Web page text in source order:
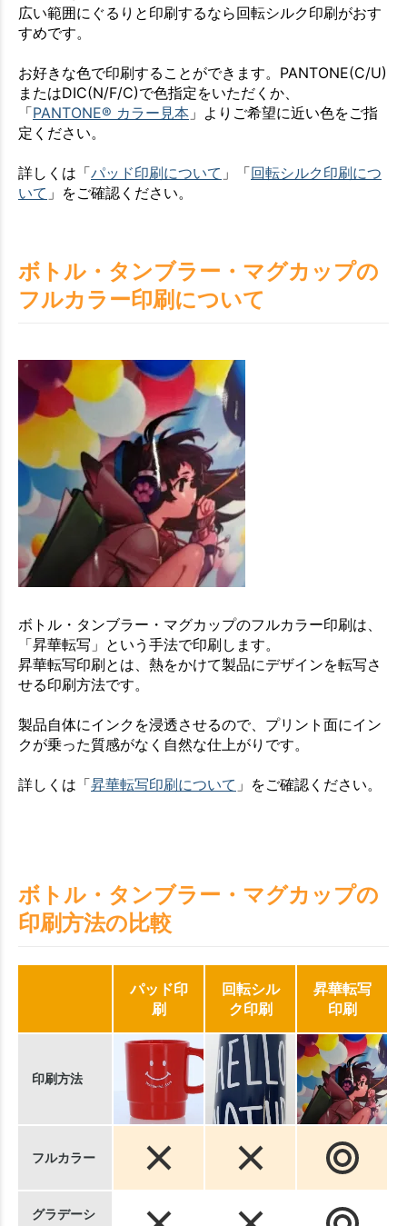
広い範囲にぐるりと印刷するなら回転シルク印刷がおす
すめです。
お好きな色で印刷することができます。PANTONE(C/U)
またはDIC(N/F/C)で色指定をいただくか、
「PANTONE® カラー見本 」よりご希望に近い色をご指
定ください。
詳しくは「パッド印刷について 」「回転シルク印刷につ
いて 」をご確認ください。
ボトル・タンブラー・マグカップの
フルカラー印刷について
ボトル・タンブラー・マグカップのフルカラー印刷は、
「昇華転写」という手法で印刷します。
昇華転写印刷とは、熱をかけて製品にデザインを転写さ
せる印刷方法です。
製品自体にインクを浸透させるので、プリント面にイン
クが乗った質感がなく自然な仕上がりです。
詳しくは「昇華転写印刷について 」をご確認ください。
ボトル・タンブラー・マグカップの
印刷方法の比較
パッド印
刷
回転シル
ク印刷
昇華転写
印刷
印刷方法
フルカラー
グラデーシ